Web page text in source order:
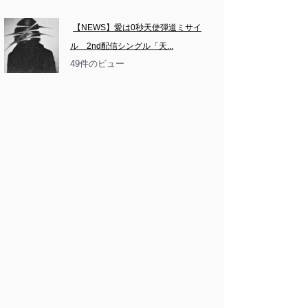
【NEWS】愛は0秒天使弾道ミサイ
ル　2nd配信シングル「天...
49件のビュー